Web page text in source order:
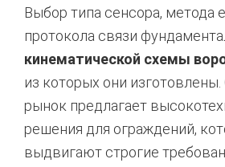
Выбор типа сенсора, метода
протокола связи
кинематической схемы
из которых они изготовлены.
рынок предлагает
решения для ограждений,
выдвигают строгие